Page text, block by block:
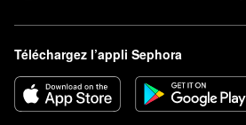
Téléchargez l’appli Sephora